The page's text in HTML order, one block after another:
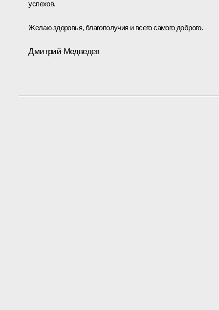
успехов.
Желаю здоровья, благополучия и всего самого доброго.
Дмитрий Медведев